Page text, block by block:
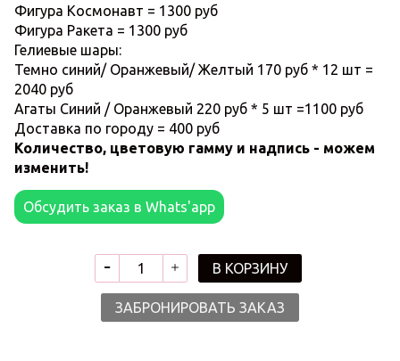
Фигура Космонавт = 1300 руб
Фигура Ракета = 1300 руб
Гелиевые шары:
Темно синий/ Оранжевый/ Желтый 170 руб * 12 шт =
2040 руб
Агаты Синий / Оранжевый 220 руб * 5 шт =1100 руб
Доставка по городу = 400 руб
Количество, цветовую гамму и надпись - можем
изменить!
Обсудить заказ в Whats'app
В КОРЗИНУ
ЗАБРОНИРОВАТЬ ЗАКАЗ